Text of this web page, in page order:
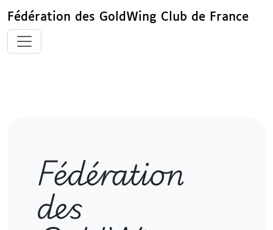
Fédération des GoldWing Club de France
Fédération
des